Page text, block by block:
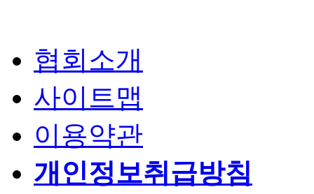
협회소개
사이트맵
이용약관
개인정보취급방침